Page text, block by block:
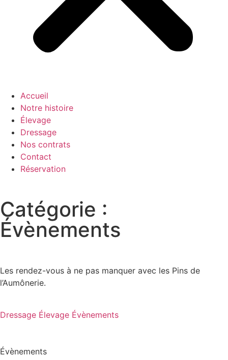
Accueil
Notre histoire
Élevage
Dressage
Nos contrats
Contact
Réservation
Catégorie :
Évènements
Les rendez-vous à ne pas manquer avec les Pins de
l’Aumônerie.
Dressage Élevage Évènements
Évènements